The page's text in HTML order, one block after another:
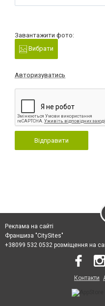
Завантажити фото:
Вибрати
Авторизуватись
Відправити
Реклама на сайті
Франшиза "CitySites"
+38099 532 0532 розміщення на
Контакти